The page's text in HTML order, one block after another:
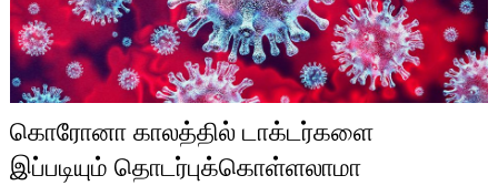
கொரோனா காலத்தில் டாக்டர்களை
இப்படியும் தொடர்புக்கொள்ளலாமா